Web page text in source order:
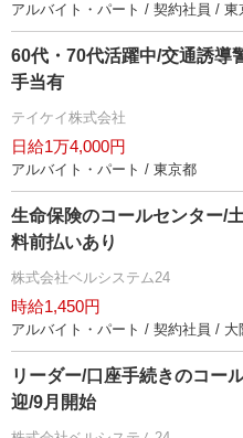
アルバイト・パート / 契約社員 / 東
60代・70代活躍中/交通誘導
手当有
テイケイ株式会社
日給1万4,000円
アルバイト・パート / 東京都
生命保険のコールセンター/
料前払いあり
株式会社ベルシステム24
時給1,450円
アルバイト・パート / 契約社員 / 大
リーダー/口座手続きのコー
迎/9月開始